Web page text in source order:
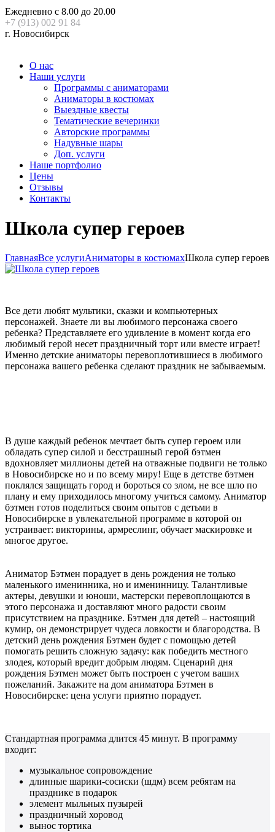
Ежедневно с 8.00 до 20.00
+7 (913) 002 91 84
г. Новосибирск
О нас
Наши услуги
Программы с аниматорами
Аниматоры в костюмах
Выездные квесты
Тематические вечеринки
Авторские программы
Надувные шары
Доп. услуги
Наше портфолио
Цены
Отзывы
Контакты
Школа супер героев
ГлавнаяВсе услугиАниматоры в костюмахШкола супер героев
Все дети любят мультики, сказки и компьютерных
персонажей. Знаете ли вы любимого персонажа своего
ребенка? Представляете его удивление в момент когда его
любимый герой несет праздничный торт или вместе играет!
Именно детские аниматоры перевоплотившиеся в любимого
персонажа вашего ребенка сделают праздник не забываемым.
В душе каждый ребенок мечтает быть супер героем или
обладать супер силой и бесстрашный герой бэтмен
вдохновляет миллионы детей на отважные подвиги не только
в Новосибирске но и по всему миру! Еще в детстве бэтмен
поклялся защищать город и бороться со злом, не все шло по
плану и ему приходилось многому учиться самому. Аниматор
бэтмен готов поделиться своим опытов с детьми в
Новосибирске в увлекательной программе в которой он
устраивает: викторины, армреслинг, обучает маскировке и
многое другое.
Аниматор Бэтмен порадует в день рождения не только
маленького именинника, но и именинницу. Талантливые
актеры, девушки и юноши, мастерски перевоплощаются в
этого персонажа и доставляют много радости своим
присутствием на празднике. Бэтмен для детей – настоящий
кумир, он демонстрирует чудеса ловкости и благородства. В
детский день рождения Бэтмен будет с помощью детей
помогать решить сложную задачу: как победить местного
злодея, который вредит добрым людям. Сценарий дня
рождения Бэтмен может быть построен с учетом ваших
пожеланий. Закажите на дом аниматора Бэтмен в
Новосибирске: цена услуги приятно порадует.
Стандартная программа длится 45 минут. В программу
входит:
музыкальное сопровождение
длинные шарики-сосиски (шдм) всем ребятам на
празднике в подарок
элемент мыльных пузырей
праздничный хоровод
вынос тортика